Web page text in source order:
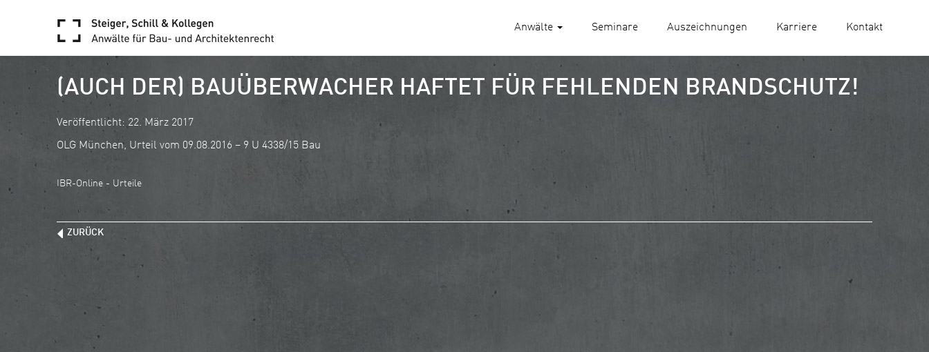
Anwälte Seminare Auszeichnungen Karriere Kontakt
(AUCH DER) BAUÜBERWACHER HAFTET FÜR FEHLENDEN BRANDSCHUTZ!
Veröffentlicht: 22. März 2017
OLG München, Urteil vom 09.08.2016 – 9 U 4338/15 Bau
IBR-Online - Urteile
ZURÜCK